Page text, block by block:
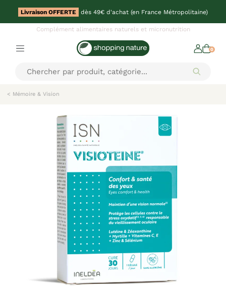
Livraison OFFERTE dès 49€ d'achat (en France Métropolitaine)
Complément alimentaires naturels et micronutrition
0
< Mémoire & Vision